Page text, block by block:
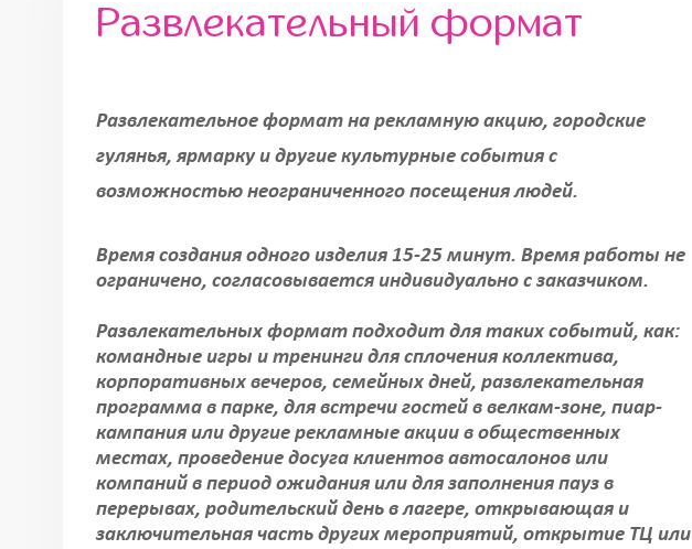
Развлекательный формат
Развлекательное формат на рекламную акцию, городские
гулянья, ярмарку и другие культурные события с
возможностью неограниченного посещения людей.
Время создания одного изделия 15-25 минут. Время работы не
ограничено, согласовывается индивидуально с заказчиком.
Развлекательных формат подходит для таких событий, как:
командные игры и тренинги для сплочения коллектива,
корпоративных вечеров, семейных дней, развлекательная
программа в парке, для встречи гостей в велкам-зоне, пиар-
кампания или другие рекламные акции в общественных
местах, проведение досуга клиентов автосалонов или
компаний в период ожидания или для заполнения пауз в
перерывах, родительский день в лагере, открывающая и
заключительная часть других мероприятий, открытие ТЦ или